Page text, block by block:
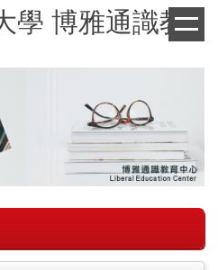
學 博雅通識教